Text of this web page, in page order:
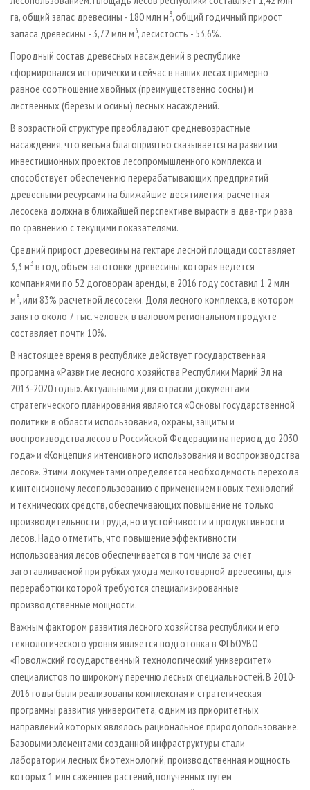
га, общий запас древесины - 180 млн м3, общий годичный прирост
запаса древесины - 3,72 млн м3, лесистость - 53,6%.
Породный состав древесных насаждений в республике
сформировался исторически и сейчас в наших лесах примерно
равное соотношение хвойных (преимущественно сосны) и
лиственных (березы и осины) лесных насаждений.
В возрастной структуре преобладают средневозрастные
насаждения, что весьма благоприятно сказывается на развитии
инвестиционных проектов лесопромышленного комплекса и
способствует обеспечению перерабатывающих предприятий
древесными ресурсами на ближайшие десятилетия; расчетная
лесосека должна в ближайшей перспективе вырасти в два-три раза
по сравнению с текущими показателями.
Средний прирост древесины на гектаре лесной площади составляет
3,3 м3 в год, объем заготовки древесины, которая ведется
компаниями по 52 договорам аренды, в 2016 году составил 1,2 млн
м3, или 83% расчетной лесосеки. Доля лесного комплекса, в котором
занято около 7 тыс. человек, в валовом региональном продукте
составляет почти 10%.
В настоящее время в республике действует государственная
программа «Развитие лесного хозяйства Республики Марий Эл на
2013-2020 годы». Актуальными для отрасли документами
стратегического планирования являются «Основы государственной
политики в области использования, охраны, защиты и
воспроизводства лесов в Российской Федерации на период до 2030
года» и «Концепция интенсивного использования и воспроизводства
лесов». Этими документами определяется необходимость перехода
к интенсивному лесопользованию с применением новых технологий
и технических средств, обеспечивающих повышение не только
производительности труда, но и устойчивости и продуктивности
лесов. Надо отметить, что повышение эффективности
использования лесов обеспечивается в том числе за счет
заготавливаемой при рубках ухода мелкотоварной древесины, для
переработки которой требуются специализированные
производственные мощности.
Важным фактором развития лесного хозяйства республики и его
технологического уровня является подготовка в ФГБОУВО
«Поволжский государственный технологический университет»
специалистов по широкому перечню лесных специальностей. В 2010-
2016 годы были реализованы комплексная и стратегическая
программы развития университета, одним из приоритетных
направлений которых являлось рациональное природопользование.
Базовыми элементами созданной инфраструктуры стали
лаборатории лесных биотехнологий, производственная мощность
которых 1 млн саженцев растений, полученных путем